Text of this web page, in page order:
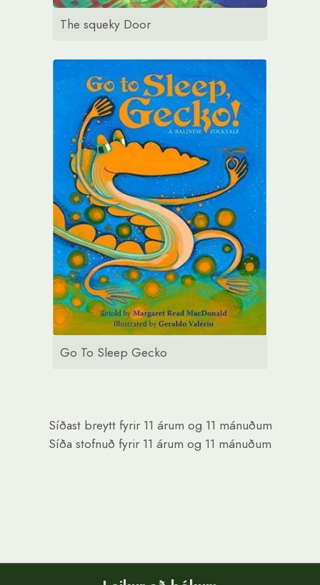
The squeky Door
Go To Sleep Gecko
Síðast breytt fyrir 11 árum og 11 mánuðum
Síða stofnuð fyrir 11 árum og 11 mánuðum